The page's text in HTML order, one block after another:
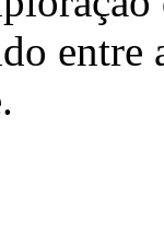
entre